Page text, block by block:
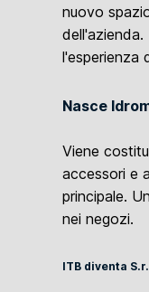
nuovo
l'esperienza
Nasce
Viene
accessori e
principale.
nei negozi.
ITB diventa